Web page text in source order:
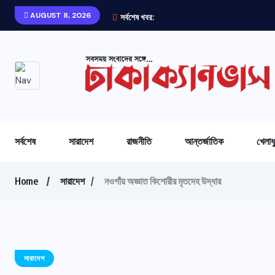
AUGUST 8, 2026 সর্বশেষ খবর:
সর্বশেষ সারাদেশ রাজনীতি আন্তর্জাতিক
Home সারাদেশ নওগাঁয় অজ্ঞাত কিশোরীর মৃতদেহ উদ্ধার
সারাদেশ